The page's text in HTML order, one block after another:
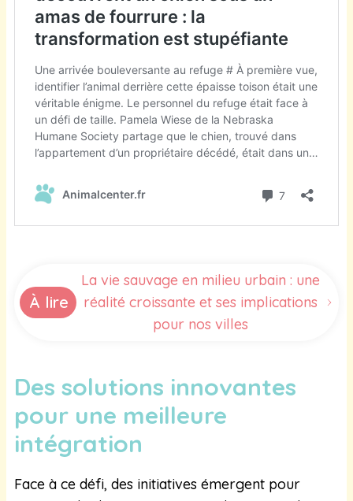
À lire
La vie sauvage en milieu urbain : une
réalité croissante et ses implications
pour nos villes
Des solutions innovantes
pour une meilleure
intégration
Face à ce défi, des initiatives émergent pour